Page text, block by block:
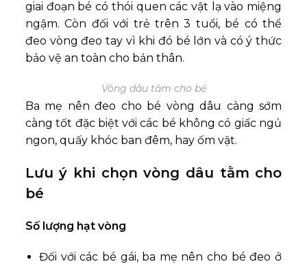
giai đoạn bé có thói quen các vật lạ vào miệng
ngậm. Còn đối với trẻ trên 3 tuổi, bé có thể
đeo vòng đeo tay vì khi đó bé lớn và có ý thức
bảo vệ an toàn cho bản thân.
Vòng dâu tằm cho bé
Ba mẹ nên đeo cho bé vòng dâu càng sớm
càng tốt đặc biệt với các bé không có giấc ngủ
ngon, quấy khóc ban đêm, hay ốm vặt.
Lưu ý khi chọn vòng dâu tằm cho
bé
Số lượng hạt vòng
Đối với các bé gái, ba mẹ nên cho bé đeo ở